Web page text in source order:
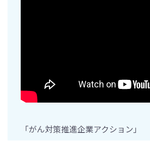
「がん対策推進企業アクション」